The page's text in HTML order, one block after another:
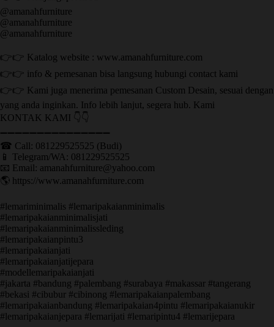
@amanahfurniture
@amanahfurniture
@amanahfurniture
👉👉 Katalog website : www.amanahfurniture.com
👉👉 info & pemesanan bisa langsung hubungi contact kami
👉👉 Kami juga menerima pemesanan Custom Desain, sesuai dengan
yang anda inginkan. Info lebih lanjut, segera hub. Kami
KONTAK KAMI 👇👇
➖➖➖➖➖➖➖➖➖➖➖➖➖➖➖ ㅤ
☎ Call: 081229525525 (Budi)
📱 Telegram/WA: 081229525525
📧 Email: amanahfurniture@yahoo.com
🌎 https://www.amanahfurniture.com
#lemariminimalis #lemaripakaianminimalis
#lemaripakaianminimalisjati
#lemaripakaianminimalissleding
#lemaripakaianpintu3
#lemaripakaianjati
#lemaripakaianjatijepara
#modellemaripakaianjati
#jakarta #bandung #palembang #surabaya #makassar #tangerang
#bekasi #cibubur #cibinong #lemaripakaianpalembang
#lemaripakaianbandung #lemaripakaian4pintu #lemaripakaianukir
#lemaripakaianjepara #lemarijati #lemaripintu4 #lemarijepara